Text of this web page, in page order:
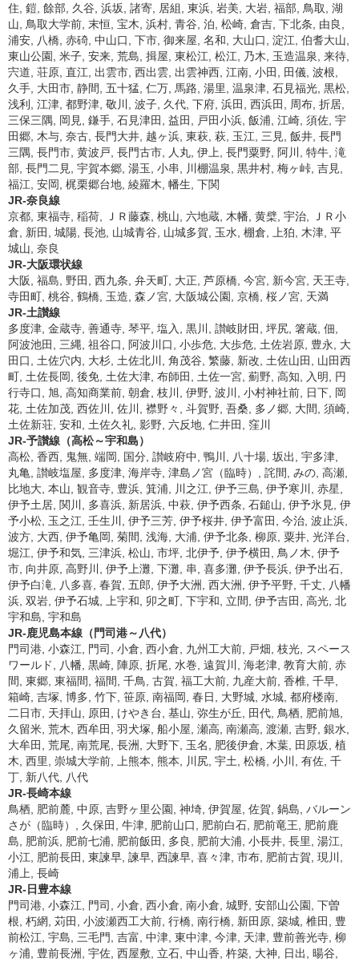
住, 鎧, 餘部, 久谷, 浜坂, 諸寄, 居組, 東浜, 岩美, 大岩, 福部, 鳥取, 湖
山, 鳥取大学前, 末恒, 宝木, 浜村, 青谷, 泊, 松崎, 倉吉, 下北条, 由良,
浦安, 八橋, 赤碕, 中山口, 下市, 御来屋, 名和, 大山口, 淀江, 伯耆大山,
東山公園, 米子, 安来, 荒島, 揖屋, 東松江, 松江, 乃木, 玉造温泉, 来待,
宍道, 荘原, 直江, 出雲市, 西出雲, 出雲神西, 江南, 小田, 田儀, 波根,
久手, 大田市, 静間, 五十猛, 仁万, 馬路, 湯里, 温泉津, 石見福光, 黒松,
浅利, 江津, 都野津, 敬川, 波子, 久代, 下府, 浜田, 西浜田, 周布, 折居,
三保三隅, 岡見, 鎌手, 石見津田, 益田, 戸田小浜, 飯浦, 江崎, 須佐, 宇
田郷, 木与, 奈古, 長門大井, 越ヶ浜, 東萩, 萩, 玉江, 三見, 飯井, 長門
三隅, 長門市, 黄波戸, 長門古市, 人丸, 伊上, 長門粟野, 阿川, 特牛, 滝
部, 長門二見, 宇賀本郷, 湯玉, 小串, 川棚温泉, 黒井村, 梅ヶ峠, 吉見,
福江, 安岡, 梶栗郷台地, 綾羅木, 幡生, 下関
JR-奈良線
京都, 東福寺, 稲荷, ＪＲ藤森, 桃山, 六地蔵, 木幡, 黄檗, 宇治, ＪＲ小
倉, 新田, 城陽, 長池, 山城青谷, 山城多賀, 玉水, 棚倉, 上狛, 木津, 平
城山, 奈良
JR-大阪環状線
大阪, 福島, 野田, 西九条, 弁天町, 大正, 芦原橋, 今宮, 新今宮, 天王寺,
寺田町, 桃谷, 鶴橋, 玉造, 森ノ宮, 大阪城公園, 京橋, 桜ノ宮, 天満
JR-土讃線
多度津, 金蔵寺, 善通寺, 琴平, 塩入, 黒川, 讃岐財田, 坪尻, 箸蔵, 佃,
阿波池田, 三縄, 祖谷口, 阿波川口, 小歩危, 大歩危, 土佐岩原, 豊永, 大
田口, 土佐穴内, 大杉, 土佐北川, 角茂谷, 繁藤, 新改, 土佐山田, 山田西
町, 土佐長岡, 後免, 土佐大津, 布師田, 土佐一宮, 薊野, 高知, 入明, 円
行寺口, 旭, 高知商業前, 朝倉, 枝川, 伊野, 波川, 小村神社前, 日下, 岡
花, 土佐加茂, 西佐川, 佐川, 襟野々, 斗賀野, 吾桑, 多ノ郷, 大間, 須崎,
土佐新荘, 安和, 土佐久礼, 影野, 六反地, 仁井田, 窪川
JR-予讃線（高松～宇和島）
高松, 香西, 鬼無, 端岡, 国分, 讃岐府中, 鴨川, 八十場, 坂出, 宇多津,
丸亀, 讃岐塩屋, 多度津, 海岸寺, 津島ノ宮（臨時）, 詫間, みの, 高瀬,
比地大, 本山, 観音寺, 豊浜, 箕浦, 川之江, 伊予三島, 伊予寒川, 赤星,
伊予土居, 関川, 多喜浜, 新居浜, 中萩, 伊予西条, 石鎚山, 伊予氷見, 伊
予小松, 玉之江, 壬生川, 伊予三芳, 伊予桜井, 伊予富田, 今治, 波止浜,
波方, 大西, 伊予亀岡, 菊間, 浅海, 大浦, 伊予北条, 柳原, 粟井, 光洋台,
堀江, 伊予和気, 三津浜, 松山, 市坪, 北伊予, 伊予横田, 鳥ノ木, 伊予
市, 向井原, 高野川, 伊予上灘, 下灘, 串, 喜多灘, 伊予長浜, 伊予出石,
伊予白滝, 八多喜, 春賀, 五郎, 伊予大洲, 西大洲, 伊予平野, 千丈, 八幡
浜, 双岩, 伊予石城, 上宇和, 卯之町, 下宇和, 立間, 伊予吉田, 高光, 北
宇和島, 宇和島
JR-鹿児島本線（門司港～八代）
門司港, 小森江, 門司, 小倉, 西小倉, 九州工大前, 戸畑, 枝光, スペース
ワールド, 八幡, 黒崎, 陣原, 折尾, 水巻, 遠賀川, 海老津, 教育大前, 赤
間, 東郷, 東福間, 福間, 千鳥, 古賀, 福工大前, 九産大前, 香椎, 千早,
箱崎, 吉塚, 博多, 竹下, 笹原, 南福岡, 春日, 大野城, 水城, 都府楼南,
二日市, 天拝山, 原田, けやき台, 基山, 弥生が丘, 田代, 鳥栖, 肥前旭,
久留米, 荒木, 西牟田, 羽犬塚, 船小屋, 瀬高, 南瀬高, 渡瀬, 吉野, 銀水,
大牟田, 荒尾, 南荒尾, 長洲, 大野下, 玉名, 肥後伊倉, 木葉, 田原坂, 植
木, 西里, 崇城大学前, 上熊本, 熊本, 川尻, 宇土, 松橋, 小川, 有佐, 千
丁, 新八代, 八代
JR-長崎本線
鳥栖, 肥前麓, 中原, 吉野ヶ里公園, 神埼, 伊賀屋, 佐賀, 鍋島, バルーン
さが（臨時）, 久保田, 牛津, 肥前山口, 肥前白石, 肥前竜王, 肥前鹿
島, 肥前浜, 肥前七浦, 肥前飯田, 多良, 肥前大浦, 小長井, 長里, 湯江,
小江, 肥前長田, 東諫早, 諫早, 西諫早, 喜々津, 市布, 肥前古賀, 現川,
浦上, 長崎
JR-日豊本線
門司港, 小森江, 門司, 小倉, 西小倉, 南小倉, 城野, 安部山公園, 下曽
根, 朽網, 苅田, 小波瀬西工大前, 行橋, 南行橋, 新田原, 築城, 椎田, 豊
前松江, 宇島, 三毛門, 吉富, 中津, 東中津, 今津, 天津, 豊前善光寺, 柳
ヶ浦, 豊前長洲, 宇佐, 西屋敷, 立石, 中山香, 杵築, 大神, 日出, 暘谷,